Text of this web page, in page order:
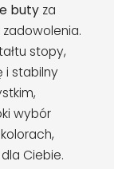
buty za
stopy,
i stabilny
wybór
Ciebie.